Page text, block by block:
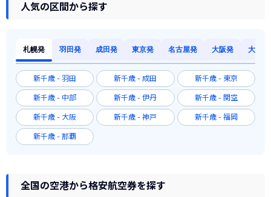
人気の区間から探す
札幌発 羽田発 成田発 東京発 名古屋発 大阪発 大阪発
新千歳 - 羽田 新千歳 - 成田 新千歳 - 東京
新千歳 - 中部 新千歳 - 伊丹 新千歳 - 関空
新千歳 - 大阪 新千歳 - 神戸 新千歳 - 福岡
新千歳 - 那覇
全国の空港から格安航空券を探す